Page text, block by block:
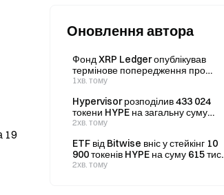
19
Оновлення автора
Фонд XRP Ledger опублікував
термінове попередження про
фішингову аферу з підробленим
1хв. тому
Hypervisor розподілив 433 024
токени HYPE на загальну суму
24,3888 мільйона доларів між 9
2хв. тому
ETF від Bitwise вніс у стейкінг 10
900 токенів HYPE на суму 615 тис.
доларів.
2хв. тому